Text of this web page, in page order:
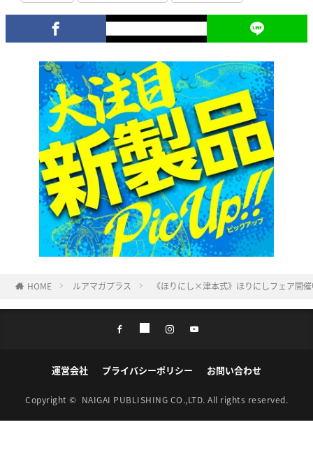
HOME ルアマガプラス 《ほりにし×津本式》ほりにしフェア開
運営会社 プライバシーポリシー お問い合わせ
Copyright © NAIGAI PUBLISHING CO.,LTD. All rights reserved.